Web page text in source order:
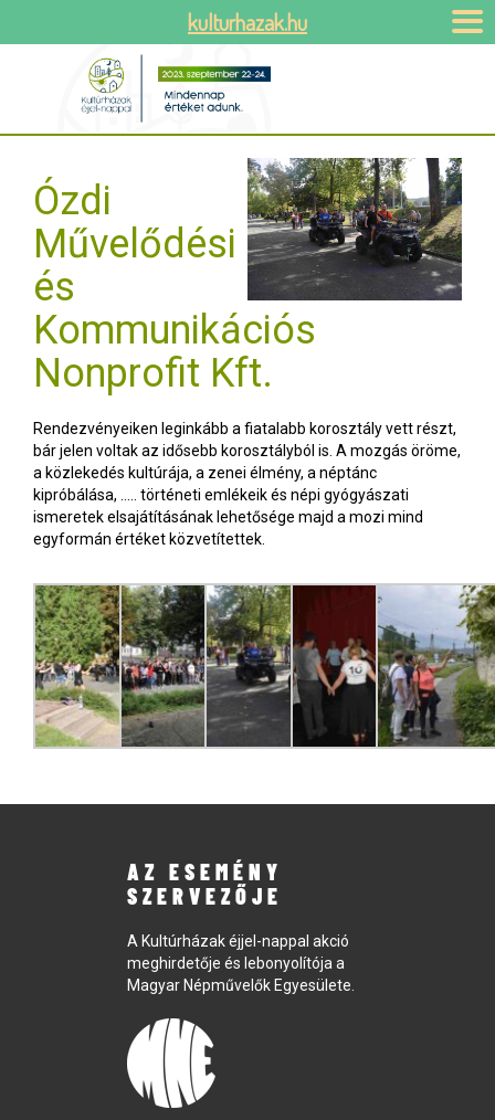
Ózdi
Művelődési
és
Kommunikációs
Nonprofit Kft.
Rendezvényeiken leginkább a fiatalabb korosztály vett részt,
bár jelen voltak az idősebb korosztályból is. A mozgás öröme,
a közlekedés kultúrája, a zenei élmény, a néptánc
kipróbálása, ….. történeti emlékeik és népi gyógyászati
ismeretek elsajátításának lehetősége majd a mozi mind
egyformán értéket közvetítettek.
AZ ESEMÉNY
SZERVEZŐJE
A Kultúrházak éjjel-nappal akció
meghirdetője és lebonyolítója a
Magyar Népművelők Egyesülete.
kulturhazak.hu